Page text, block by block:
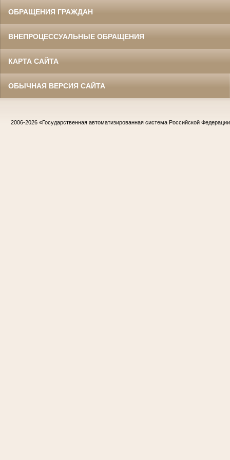
ОБРАЩЕНИЯ ГРАЖДАН
ВНЕПРОЦЕССУАЛЬНЫЕ ОБРАЩЕНИЯ
КАРТА САЙТА
ОБЫЧНАЯ ВЕРСИЯ САЙТА
2006-2026 «Государственная автоматизированная система Российской